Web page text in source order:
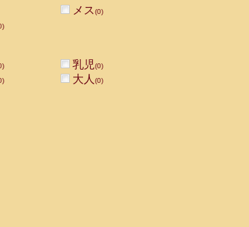
メス(0)
乳児(0)
大人 (0)